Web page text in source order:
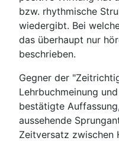
bzw. rhythmische
wiedergibt. Bei
das überhaupt nur
beschrieben.
Gegner der
Lehrbuchmeinung
bestätigte
aussehende
Zeitversatz zwischen